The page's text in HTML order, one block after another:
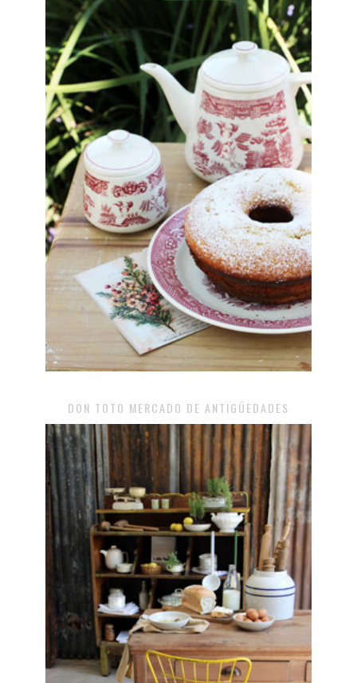
DON TOTO MERCADO DE ANTIGÜEDADES